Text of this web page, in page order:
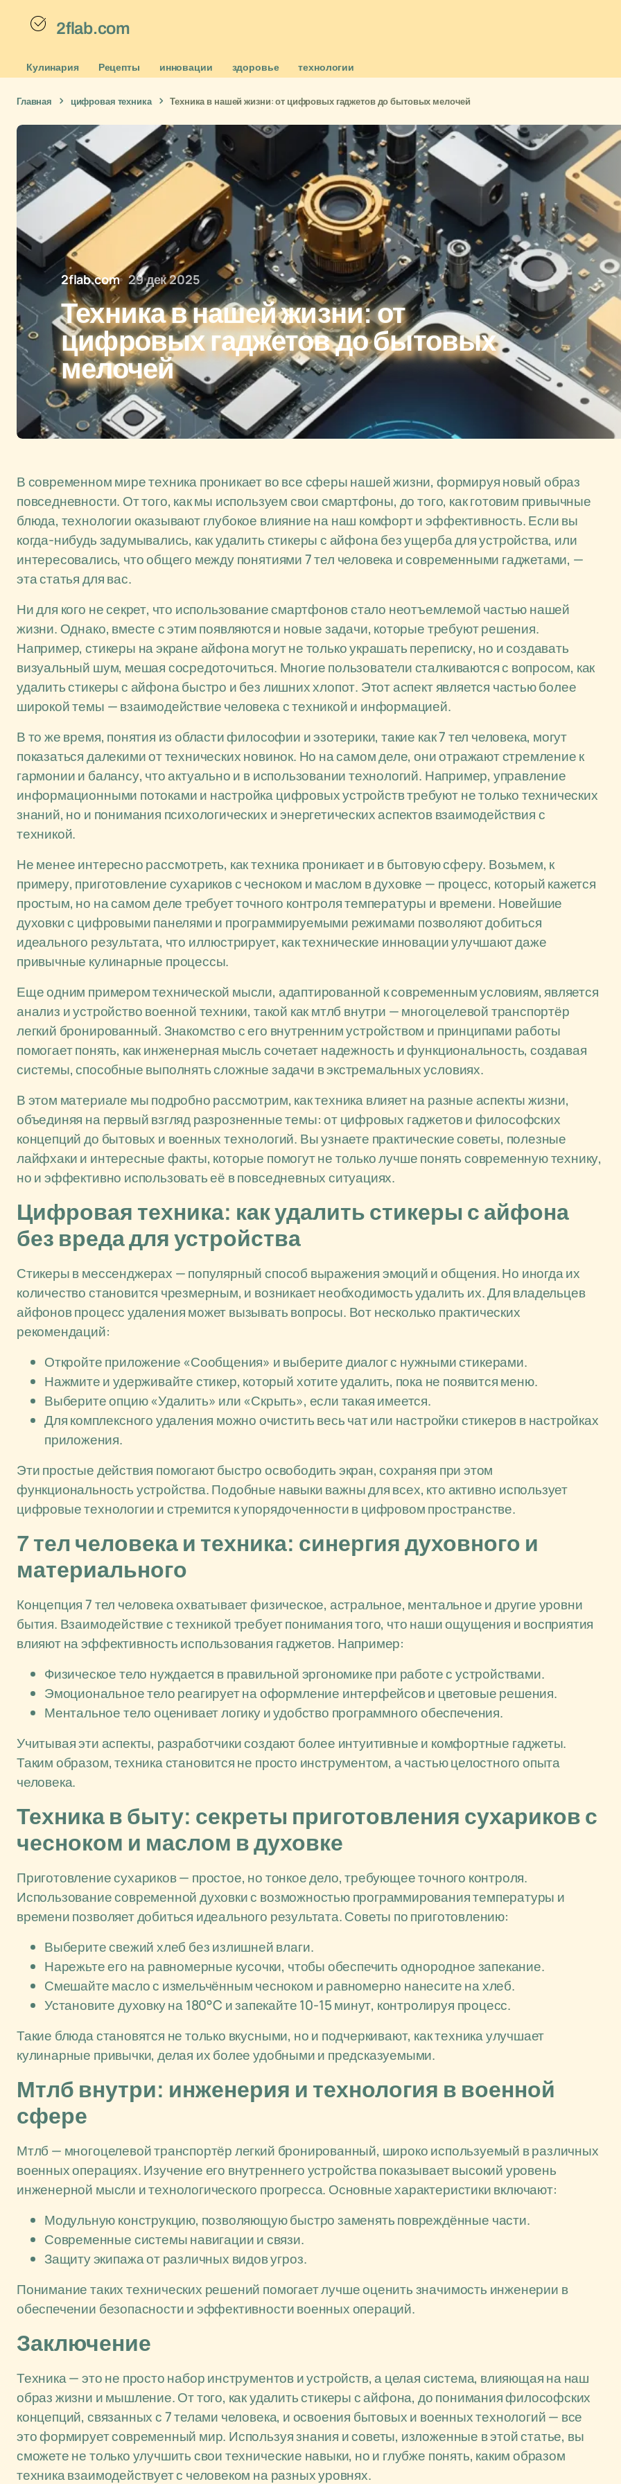
2flab.com
Кулинария Рецепты инновации здоровье технологии
Главная цифровая техника Техника в нашей жизни: от цифровых гаджетов до бытовых мелочей
2flab.com 29 дек 2025
Техника в нашей жизни: от
цифровых гаджетов до бытовых
мелочей
В современном мире техника проникает во все сферы нашей жизни, формируя новый образ
повседневности. От того, как мы используем свои смартфоны, до того, как готовим привычные
блюда, технологии оказывают глубокое влияние на наш комфорт и эффективность. Если вы
когда-нибудь задумывались, как удалить стикеры с айфона без ущерба для устройства, или
интересовались, что общего между понятиями 7 тел человека и современными гаджетами, —
эта статья для вас.
Ни для кого не секрет, что использование смартфонов стало неотъемлемой частью нашей
жизни. Однако, вместе с этим появляются и новые задачи, которые требуют решения.
Например, стикеры на экране айфона могут не только украшать переписку, но и создавать
визуальный шум, мешая сосредоточиться. Многие пользователи сталкиваются с вопросом, как
удалить стикеры с айфона быстро и без лишних хлопот. Этот аспект является частью более
широкой темы — взаимодействие человека с техникой и информацией.
В то же время, понятия из области философии и эзотерики, такие как 7 тел человека, могут
показаться далекими от технических новинок. Но на самом деле, они отражают стремление к
гармонии и балансу, что актуально и в использовании технологий. Например, управление
информационными потоками и настройка цифровых устройств требуют не только технических
знаний, но и понимания психологических и энергетических аспектов взаимодействия с
техникой.
Не менее интересно рассмотреть, как техника проникает и в бытовую сферу. Возьмем, к
примеру, приготовление сухариков с чесноком и маслом в духовке — процесс, который кажется
простым, но на самом деле требует точного контроля температуры и времени. Новейшие
духовки с цифровыми панелями и программируемыми режимами позволяют добиться
идеального результата, что иллюстрирует, как технические инновации улучшают даже
привычные кулинарные процессы.
Еще одним примером технической мысли, адаптированной к современным условиям, является
анализ и устройство военной техники, такой как мтлб внутри — многоцелевой транспортёр
легкий бронированный. Знакомство с его внутренним устройством и принципами работы
помогает понять, как инженерная мысль сочетает надежность и функциональность, создавая
системы, способные выполнять сложные задачи в экстремальных условиях.
В этом материале мы подробно рассмотрим, как техника влияет на разные аспекты жизни,
объединяя на первый взгляд разрозненные темы: от цифровых гаджетов и философских
концепций до бытовых и военных технологий. Вы узнаете практические советы, полезные
лайфхаки и интересные факты, которые помогут не только лучше понять современную технику,
но и эффективно использовать её в повседневных ситуациях.
Цифровая техника: как удалить стикеры с айфона
без вреда для устройства
Стикеры в мессенджерах — популярный способ выражения эмоций и общения. Но иногда их
количество становится чрезмерным, и возникает необходимость удалить их. Для владельцев
айфонов процесс удаления может вызывать вопросы. Вот несколько практических
рекомендаций:
Откройте приложение «Сообщения» и выберите диалог с нужными стикерами.
Нажмите и удерживайте стикер, который хотите удалить, пока не появится меню.
Выберите опцию «Удалить» или «Скрыть», если такая имеется.
Для комплексного удаления можно очистить весь чат или настройки стикеров в настройках
приложения.
Эти простые действия помогают быстро освободить экран, сохраняя при этом
функциональность устройства. Подобные навыки важны для всех, кто активно использует
цифровые технологии и стремится к упорядоченности в цифровом пространстве.
7 тел человека и техника: синергия духовного и
материального
Концепция 7 тел человека охватывает физическое, астральное, ментальное и другие уровни
бытия. Взаимодействие с техникой требует понимания того, что наши ощущения и восприятия
влияют на эффективность использования гаджетов. Например:
Физическое тело нуждается в правильной эргономике при работе с устройствами.
Эмоциональное тело реагирует на оформление интерфейсов и цветовые решения.
Ментальное тело оценивает логику и удобство программного обеспечения.
Учитывая эти аспекты, разработчики создают более интуитивные и комфортные гаджеты.
Таким образом, техника становится не просто инструментом, а частью целостного опыта
человека.
Техника в быту: секреты приготовления сухариков с
чесноком и маслом в духовке
Приготовление сухариков — простое, но тонкое дело, требующее точного контроля.
Использование современной духовки с возможностью программирования температуры и
времени позволяет добиться идеального результата. Советы по приготовлению:
Выберите свежий хлеб без излишней влаги.
Нарежьте его на равномерные кусочки, чтобы обеспечить однородное запекание.
Смешайте масло с измельчённым чесноком и равномерно нанесите на хлеб.
Установите духовку на 180°C и запекайте 10-15 минут, контролируя процесс.
Такие блюда становятся не только вкусными, но и подчеркивают, как техника улучшает
кулинарные привычки, делая их более удобными и предсказуемыми.
Мтлб внутри: инженерия и технология в военной
сфере
Мтлб — многоцелевой транспортёр легкий бронированный, широко используемый в различных
военных операциях. Изучение его внутреннего устройства показывает высокий уровень
инженерной мысли и технологического прогресса. Основные характеристики включают:
Модульную конструкцию, позволяющую быстро заменять повреждённые части.
Современные системы навигации и связи.
Защиту экипажа от различных видов угроз.
Понимание таких технических решений помогает лучше оценить значимость инженерии в
обеспечении безопасности и эффективности военных операций.
Заключение
Техника — это не просто набор инструментов и устройств, а целая система, влияющая на наш
образ жизни и мышление. От того, как удалить стикеры с айфона, до понимания философских
концепций, связанных с 7 телами человека, и освоения бытовых и военных технологий — все
это формирует современный мир. Используя знания и советы, изложенные в этой статье, вы
сможете не только улучшить свои технические навыки, но и глубже понять, каким образом
техника взаимодействует с человеком на разных уровнях.